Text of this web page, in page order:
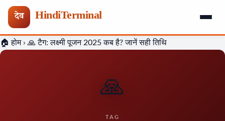
देव HindiTerminal
Skip
to
🏠 होम › 🙏 टैग:लक्ष्मी पूजन 2025 कब है? जानें सही तिथि
🙏
TAG